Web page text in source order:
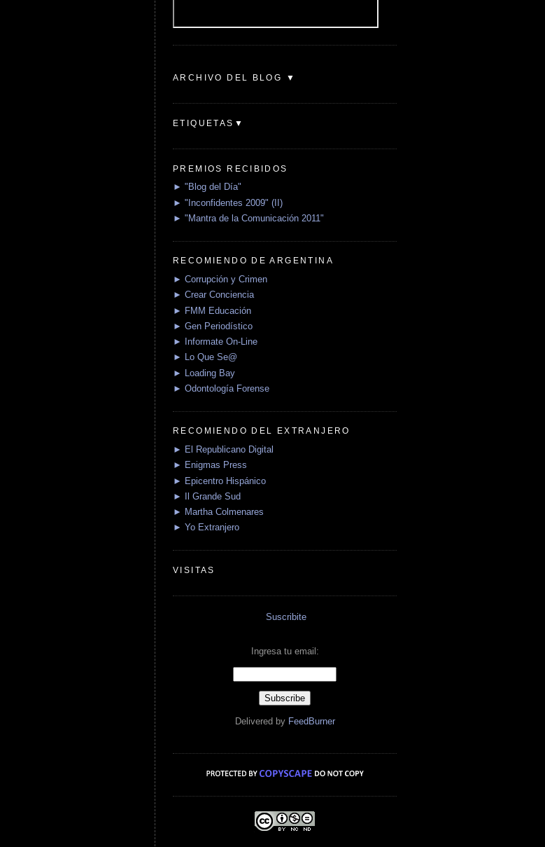
ARCHIVO DEL BLOG ▼
ETIQUETAS▼
PREMIOS RECIBIDOS
► "Blog del Día"
► "Inconfidentes 2009" (II)
► "Mantra de la Comunicación 2011"
RECOMIENDO DE ARGENTINA
► Corrupción y Crimen
► Crear Conciencia
► FMM Educación
► Gen Periodístico
► Informate On-Line
► Lo Que Se@
► Loading Bay
► Odontología Forense
RECOMIENDO DEL EXTRANJERO
► El Republicano Digital
► Enigmas Press
► Epicentro Hispánico
► Il Grande Sud
► Martha Colmenares
► Yo Extranjero
VISITAS
Suscribite
Ingresa tu email:
Delivered by FeedBurner